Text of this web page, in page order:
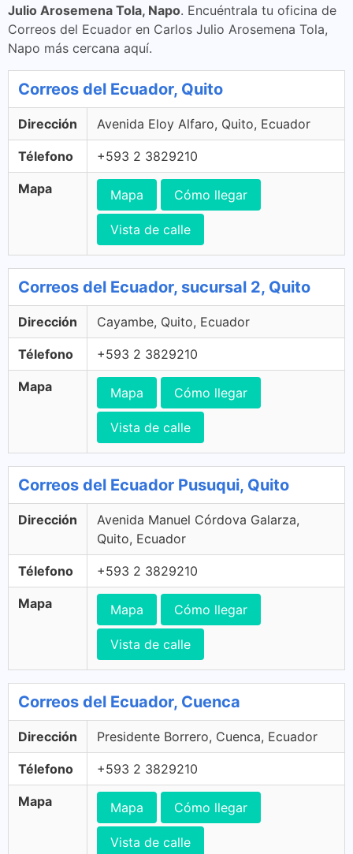
Julio Arosemena Tola, Napo. Encuéntrala tu oficina de
Correos del Ecuador en Carlos Julio Arosemena Tola,
Napo más cercana aquí.
Correos del Ecuador, Quito
Dirección Avenida Eloy Alfaro, Quito, Ecuador
Télefono +593 2 3829210
Mapa Mapa Cómo llegar
Vista de calle
Correos del Ecuador, sucursal 2, Quito
Dirección Cayambe, Quito, Ecuador
Télefono +593 2 3829210
Mapa Mapa Cómo llegar
Vista de calle
Correos del Ecuador Pusuqui, Quito
Dirección
Avenida Manuel Córdova Galarza,
Quito, Ecuador
Télefono +593 2 3829210
Mapa Mapa Cómo llegar
Vista de calle
Correos del Ecuador, Cuenca
Dirección Presidente Borrero, Cuenca, Ecuador
Télefono +593 2 3829210
Mapa Mapa Cómo llegar
Vista de calle